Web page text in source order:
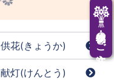
供花・供物のご注文
供花(きょうか)
献灯(けんとう)